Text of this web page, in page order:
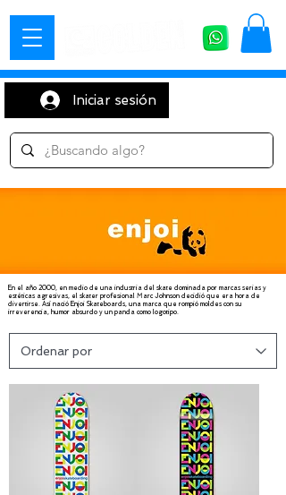
Iniciar sesión
En el año 2000, en medio de una industria del skate dominada por marcas serias y
estéticas agresivas, el skater profesional Marc Johnson decidió que era hora de
divertirse. Así nació Enjoi Skateboards, una marca que rompió moldes con su
irreverencia, humor absurdo y un panda como logotipo.